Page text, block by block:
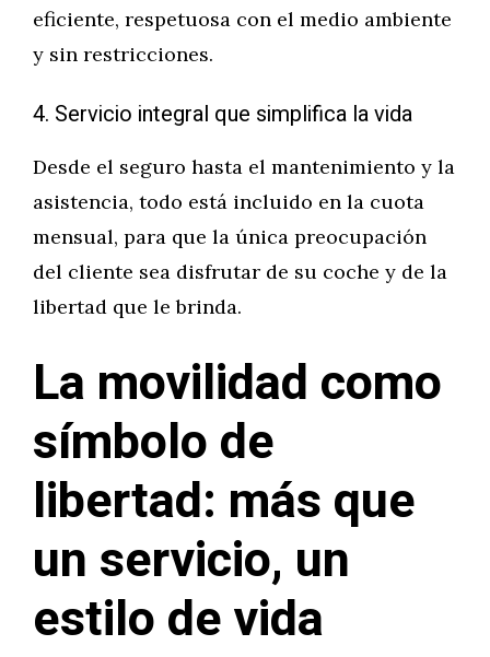
eficiente, respetuosa con el medio ambiente
y sin restricciones.
4. Servicio integral que simplifica la vida
Desde el seguro hasta el mantenimiento y la
asistencia, todo está incluido en la cuota
mensual, para que la única preocupación
del cliente sea disfrutar de su coche y de la
libertad que le brinda.
La movilidad como
símbolo de
libertad: más que
un servicio, un
estilo de vida